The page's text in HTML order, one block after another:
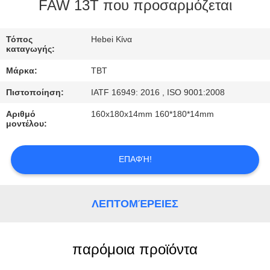
ΈΛΕΓΧΟΣ
ΜΑΣ
ΕΛΆΤΕ
ΕΠΑΦΉ
ΜΕ
ΕΙΔΉΣΕΙΣ
ΠΕΡΙΠΤΏΣΕΙΣ
FAW 13T που προσαρμόζεται
Τόπος
καταγωγής:
Hebei Κίνα
Μάρκα: TBT
Πιστοποίηση: IATF 16949: 2016 , ISO 9001:2008
Αριθμό
μοντέλου:
160x180x14mm 160*180*14mm
ΕΠΑΦΉ!
ΛΕΠΤΟΜΈΡΕΙΕΣ
παρόμοια προϊόντα